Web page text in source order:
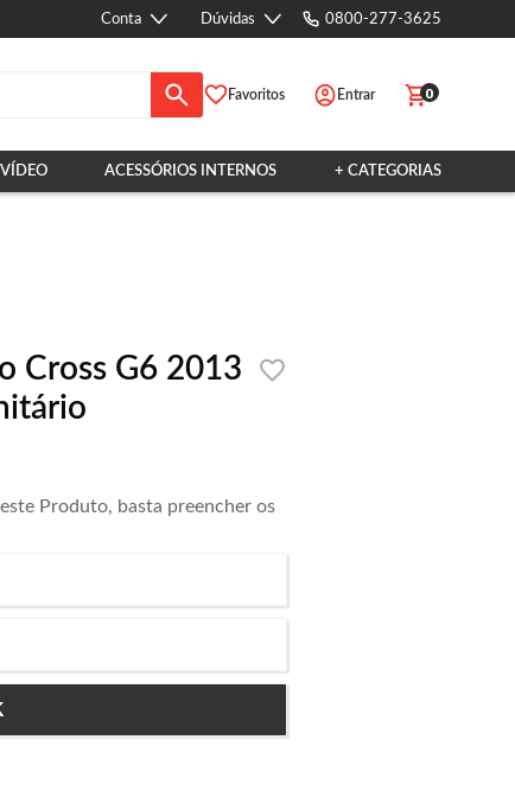
Conta Dúvidas 0800-277-3625
Favoritos Entrar 0
ACESSÓRIOS INTERNOS + CATEGORIAS
Cross G6 2013
Produto, basta preencher os